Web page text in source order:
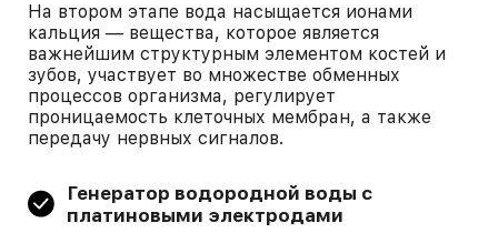
На втором этапе вода насыщается ионами
кальция — вещества, которое является
важнейшим структурным элементом костей и
зубов, участвует во множестве обменных
процессов организма, регулирует
проницаемость клеточных мембран, а также
передачу нервных сигналов.
Генератор водородной воды с
платиновыми электродами